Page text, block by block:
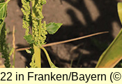
in Franken/Bayern (©